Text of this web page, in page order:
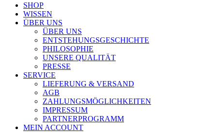
SHOP
WISSEN
ÜBER UNS
ÜBER UNS
ENTSTEHUNGSGESCHICHTE
PHILOSOPHIE
UNSERE QUALITÄT
PRESSE
SERVICE
LIEFERUNG & VERSAND
AGB
ZAHLUNGSMÖGLICHKEITEN
IMPRESSUM
PARTNERPROGRAMM
MEIN ACCOUNT